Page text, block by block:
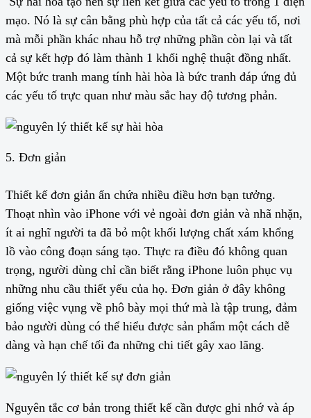
mạo. Nó là sự cân bằng phù hợp của tất cả các yếu tố, nơi
mà mỗi phần khác nhau hỗ trợ những phần còn lại và tất
cả sự kết hợp đó làm thành 1 khối nghệ thuật đồng nhất.
Một bức tranh mang tính hài hòa là bức tranh đáp ứng đủ
các yếu tố trực quan như màu sắc hay độ tương phản.
5. Đơn giản
Thiết kế đơn giản ẩn chứa nhiều điều hơn bạn tưởng.
Thoạt nhìn vào iPhone với vẻ ngoài đơn giản và nhã nhặn,
ít ai nghĩ người ta đã bỏ một khối lượng chất xám khổng
lồ vào công đoạn sáng tạo. Thực ra điều đó không quan
trọng, người dùng chỉ cần biết rằng iPhone luôn phục vụ
những nhu cầu thiết yếu của họ. Đơn giản ở đây không
giống việc vụng về phô bày mọi thứ mà là tập trung, đảm
bảo người dùng có thể hiểu được sản phẩm một cách dễ
dàng và hạn chế tối đa những chi tiết gây xao lãng.
Nguyên tắc cơ bản trong thiết kế cần được ghi nhớ và áp